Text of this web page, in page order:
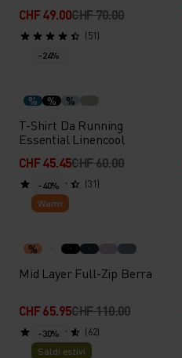
CHF 49.00CHF 70.00
(51)
-24%
% % %
T-Shirt Da Running
Essential Linencool
CHF 45.45CHF 60.00
(31)
-40%
Warm
%
Mid Layer Full-Zip Berra
CHF 65.95CHF 110.00
(62)
-30%
Saldi estivi